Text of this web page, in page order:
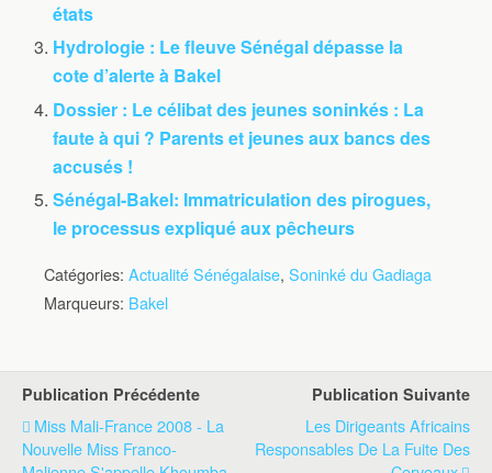
états
Hydrologie : Le fleuve Sénégal dépasse la
cote d’alerte à Bakel
Dossier : Le célibat des jeunes soninkés : La
faute à qui ? Parents et jeunes aux bancs des
accusés !
Sénégal-Bakel: Immatriculation des pirogues,
le processus expliqué aux pêcheurs
Catégories: Actualité Sénégalaise, Soninké du Gadiaga
Marqueurs: Bakel
Publication Précédente
Miss Mali-France 2008 - La
Nouvelle Miss Franco-
Publication Suivante
Les Dirigeants Africains
Responsables De La Fuite Des